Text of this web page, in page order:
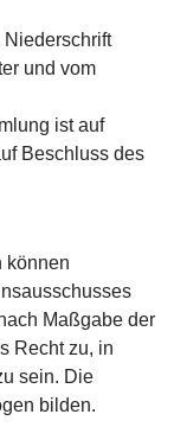
und vom
ist auf
Beschluss des
können
Maßgabe der
Recht zu, in
sein. Die
bilden.